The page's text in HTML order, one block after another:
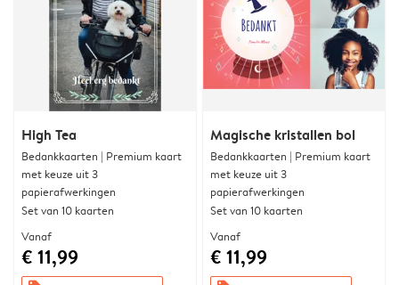
High Tea
Bedankkaarten | Premium kaart
met keuze uit 3
papierafwerkingen
Set van 10 kaarten
Vanaf
€ 11,99
Magische kristallen bol
Bedankkaarten | Premium kaart
met keuze uit 3
papierafwerkingen
Set van 10 kaarten
Vanaf
€ 11,99